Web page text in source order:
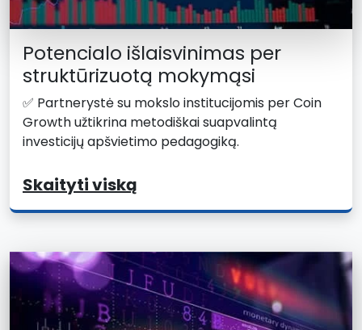
Potencialo išlaisvinimas per
struktūrizuotą mokymąsi
✅ Partnerystė su mokslo institucijomis per Coin
Growth užtikrina metodiškai suapvalintą
investicijų apšvietimo pedagogiką.
Skaityti viską